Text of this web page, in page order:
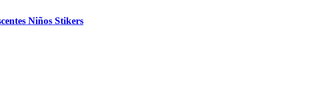
Niños Stikers